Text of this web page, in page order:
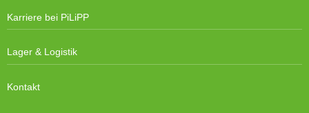
Karriere bei PiLiPP
Lager & Logistik
Kontakt